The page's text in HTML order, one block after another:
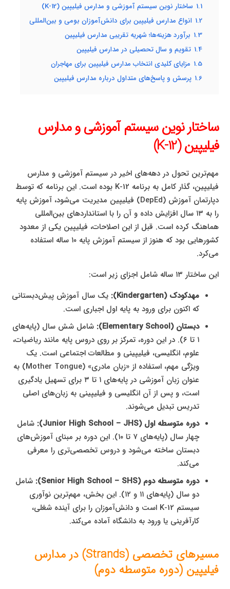
1.1 ساختار نوین سیستم آموزشی و مدارس فیلیپین (K-12)
1.2 انواع مدارس فیلیپین برای دانش‌آموزان بومی و بین‌المللی
1.3 برآورد هزینه‌ها؛ شهریه تقریبی مدارس فیلیپین
1.4 تقویم و سال تحصیلی در مدارس فیلیپین
1.5 مزایای کلیدی انتخاب مدارس فیلیپین برای مهاجران
1.6 پرسش و پاسخ‌های متداول درباره مدارس فیلیپین
ساختار نوین سیستم آموزشی و مدارس
فیلیپین (K-12)
مهم‌ترین تحول در دهه‌های اخیر در سیستم آموزشی و مدارس
فیلیپین، گذار کامل به برنامه K-12 بوده است. این برنامه که توسط
دپارتمان آموزش (DepEd) فیلیپین مدیریت می‌شود، آموزش پایه
را به ۱۳ سال افزایش داده و آن را با استانداردهای بین‌المللی
هماهنگ کرده است. قبل از این اصلاحات، فیلیپین یکی از معدود
کشورهایی بود که هنوز از سیستم آموزش پایه ۱۰ ساله استفاده
می‌کرد.
این ساختار ۱۳ ساله شامل اجزای زیر است:
مهدکودک (Kindergarten):
یک سال آموزش پیش‌دبستانی
که اکنون برای ورود به پایه اول اجباری است.
دبستان (Elementary School):
شامل شش سال (پایه‌های
۱ تا ۶). در این دوره، تمرکز بر روی دروس پایه مانند ریاضیات،
علوم، انگلیسی، فیلیپینی و مطالعات اجتماعی است. یک
ویژگی مهم، استفاده از «زبان مادری» (Mother Tongue) به
عنوان زبان آموزشی در پایه‌های ۱ تا ۳ برای تسهیل یادگیری
است، و پس از آن انگلیسی و فیلیپینی به زبان‌های اصلی
تدریس تبدیل می‌شوند.
دوره متوسطه اول (Junior High School – JHS):
شامل
چهار سال (پایه‌های ۷ تا ۱۰). این دوره بر مبنای آموزش‌های
دبستان ساخته می‌شود و دروس تخصصی‌تری را معرفی
می‌کند.
دوره متوسطه دوم (Senior High School – SHS):
شامل
دو سال (پایه‌های ۱۱ و ۱۲). این بخش، مهم‌ترین نوآوری
سیستم K-12 است و دانش‌آموزان را برای آینده شغلی،
کارآفرینی یا ورود به دانشگاه آماده می‌کند.
مسیرهای تخصصی (Strands) در مدارس
فیلیپین (دوره متوسطه دوم)